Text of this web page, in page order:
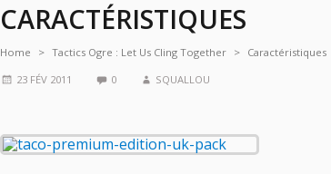
CARACTÉRISTIQUES
Home Tactics Ogre : Let Us Cling Together
Caractéristiques
23 FÉV 2011
0 SQUALLOU